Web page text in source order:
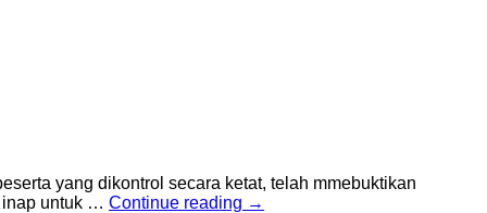
yang dikontrol secara ketat, telah mmebuktikan
inap untuk … Continue reading →